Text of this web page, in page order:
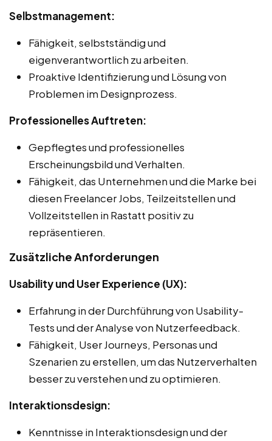
Selbstmanagement:
Fähigkeit, selbstständig und
eigenverantwortlich zu arbeiten.
Proaktive Identifizierung und Lösung von
Problemen im Designprozess.
Professionelles Auftreten:
Gepflegtes und professionelles
Erscheinungsbild und Verhalten.
Fähigkeit, das Unternehmen und die Marke bei
diesen Freelancer Jobs, Teilzeitstellen und
Vollzeitstellen in Rastatt positiv zu
repräsentieren.
Zusätzliche Anforderungen
Usability und User Experience (UX):
Erfahrung in der Durchführung von Usability-
Tests und der Analyse von Nutzerfeedback.
Fähigkeit, User Journeys, Personas und
Szenarien zu erstellen, um das Nutzerverhalten
besser zu verstehen und zu optimieren.
Interaktionsdesign:
Kenntnisse in Interaktionsdesign und der